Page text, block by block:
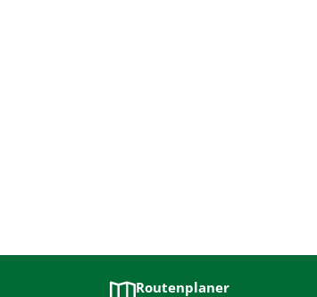
Routenplaner